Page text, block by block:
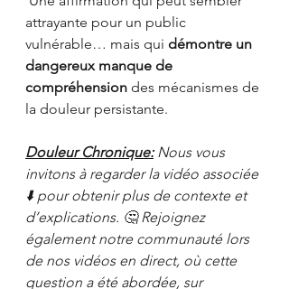
attrayante pour un public
vulnérable… mais qui démontre un
dangereux manque de
compréhension des mécanismes de
la douleur persistante.
Douleur Chronique: Nous vous
invitons à regarder la vidéo associée
⬇️ pour obtenir plus de contexte et
d’explications. 🤔 Rejoignez
également notre communauté lors
de nos vidéos en direct, où cette
question a été abordée, sur